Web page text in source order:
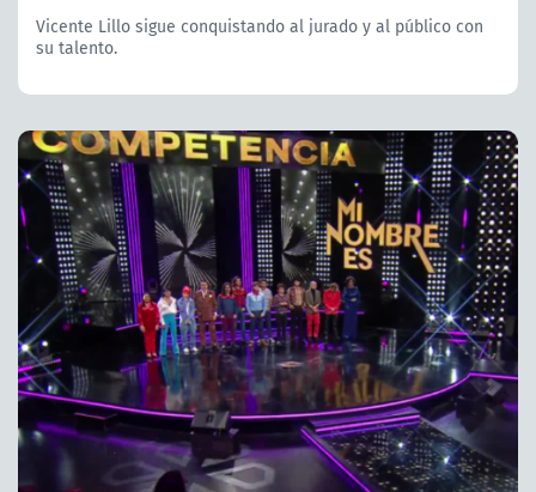
Vicente Lillo sigue conquistando al jurado y al público con
su talento.